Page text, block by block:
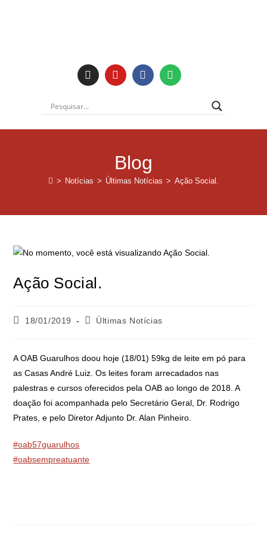
Blog
> Notícias > Últimas Notícias > Ação Social.
Ação Social.
18/01/2019 Últimas Notícias
A OAB Guarulhos doou hoje (18/01) 59kg de leite em pó para
as Casas André Luiz. Os leites foram arrecadados nas
palestras e cursos oferecidos pela OAB ao longo de 2018. A
doação foi acompanhada pelo Secretário Geral, Dr. Rodrigo
Prates, e pelo Diretor Adjunto Dr. Alan Pinheiro.
#oab57guarulhos
#oabsempreatuante